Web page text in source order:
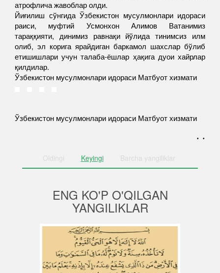
атрофлича жавоблар олди.
Йиғилиш сўнгида Ўзбекистон мусулмонлари идораси
раиси, муфтий Усмонхон Алимов Ватанимиз
тараққияти, динимиз равнақи йўлида тинимсиз илм
олиб, эл корига ярайдиган баркамол шахслар бўлиб
етишишлари учун талаба-ёшлар ҳақига дуои хайрлар
қилдилар.
Ўзбекистон мусулмонлари идораси Матбуот хизмати
Ўзбекистон мусулмонлари идораси Матбуот хизмати
. .
Oldingi Keyingi Barcha yangiliklar
ENG KO'P O'QILGAN
YANGILIKLAR